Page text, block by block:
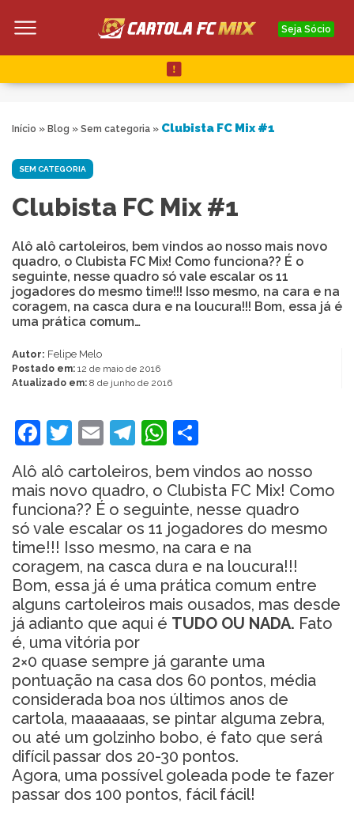
Seja Sócio
Início » Blog » Sem categoria » Clubista FC Mix #1
SEM CATEGORIA
Clubista FC Mix #1
Alô alô cartoleiros, bem vindos ao nosso mais novo
quadro, o Clubista FC Mix! Como funciona?? É o
seguinte, nesse quadro só vale escalar os 11
jogadores do mesmo time!!! Isso mesmo, na cara e na
coragem, na casca dura e na loucura!!! Bom, essa já é
uma prática comum…
Autor: Felipe Melo
Postado em: 12 de maio de 2016
Atualizado em: 8 de junho de 2016
Facebook
Twitter
EmailTelegram
WhatsApp
Alô alô cartoleiros, bem vindos ao nosso
mais novo quadro, o Clubista FC Mix! Como
funciona?? É o seguinte, nesse quadro
só vale escalar os 11 jogadores do mesmo
time!!! Isso mesmo, na cara e na
coragem, na casca dura e na loucura!!!
Bom, essa já é uma prática comum entre
alguns cartoleiros mais ousados, mas desde
já adianto que aqui é TUDO OU NADA. Fato
é, uma vitória por
2×0 quase sempre já garante uma
pontuação na casa dos 60 pontos, média
considerada boa nos últimos anos de
cartola, maaaaaas, se pintar alguma zebra,
ou até um golzinho bobo, é fato que será
difícil passar dos 20-30 pontos.
Agora, uma possível goleada pode te fazer
passar dos 100 pontos, fácil fácil!